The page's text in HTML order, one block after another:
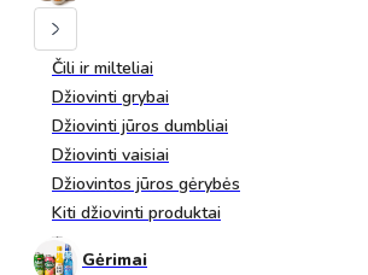
Čili ir milteliai
Džiovinti grybai
Džiovinti jūros dumbliai
Džiovinti vaisiai
Džiovintos jūros gėrybės
Kiti džiovinti produktai
Gėrimai